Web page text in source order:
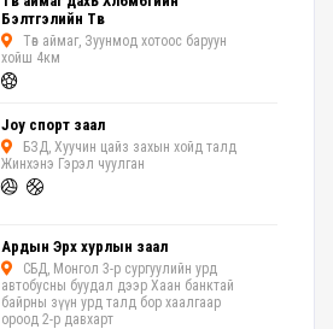
Бэлтгэлийн Төв
Төв аймаг, Зуунмод хотоос баруун
хойш 4км
Joy спорт заал
БЗД, Хуучин цайз захын хойд талд
Жинхэнэ Гэрэл чуулган
Ардын Эрх хурлын заал
СБД, Монгол 3-р сургуулийн урд
автобусны буудал дээр Хаан банктай
байрны зүүн урд талд бор хаалгаар
ороод 2-р давхарт